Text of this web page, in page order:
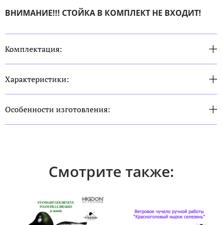
ВНИМАНИЕ!!! СТОЙКА В КОМПЛЕКТ НЕ ВХОДИТ!
Комплектация:
Характеристики:
Особенности изготовления:
Смотрите также: